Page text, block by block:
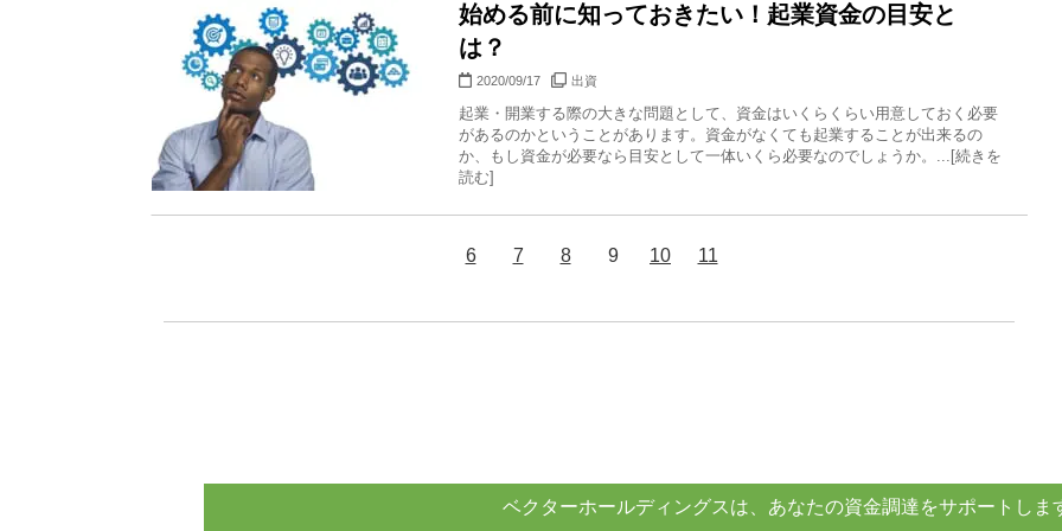
始める前に知っておきたい！起業資金の目安と
は？
2020/09/17 出資
起業・開業する際の大きな問題として、資金はいくらくらい用意しておく必要
があるのかということがあります。資金がなくても起業することが出来るの
か、もし資金が必要なら目安として一体いくら必要なのでしょうか。...[続きを
読む]
6 7 8 9 10 11
ベクターホールディングスは、あなたの資金調達をサポートしま